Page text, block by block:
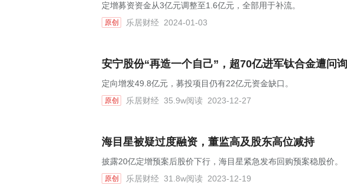
定增募资资金从3亿元调整至1.6亿元，全部用于补流。
原创 乐居财经 2024-01-03
安宁股份“再造一个自己”，超70亿进军钛合金遭问询
定向增发49.8亿元，募投项目仍有22亿元资金缺口。
原创 乐居财经 35.9w阅读 2023-12-27
海目星被疑过度融资，董监高及股东高位减持
披露20亿定增预案后股价下行，海目星紧急发布回购预案稳股价。
原创 乐居财经 31.8w阅读 2023-12-19